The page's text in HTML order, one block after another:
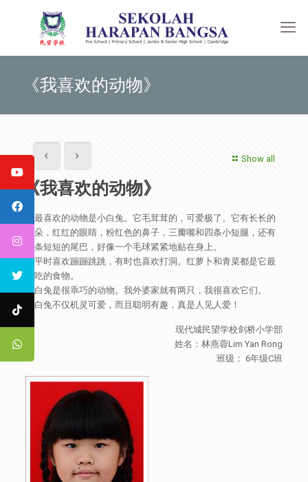
《我喜欢的动物》
Show all
《我喜欢的动物》
我最喜欢的动物是小白兔。它毛茸茸的，可爱极了。它有长长的
耳朵，红红的眼睛，粉红色的鼻子，三瓣嘴和四条小短腿，还有
一条短短的尾巴，好像一个毛球紧紧地贴在身上。
它平时喜欢蹦蹦跳跳，有时也喜欢打洞。红萝卜和青菜都是它最
爱吃的食物。
小白兔是很乖巧的动物。我外婆家就有两只，我很喜欢它们。
小白兔不仅机灵可爱，而且聪明有趣，真是人见人爱！
现代城民望学校剑桥小学部
姓名：林燕蓉Lim Yan Rong
班级： 6年级C班